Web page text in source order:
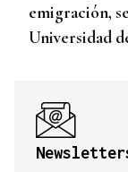
emigración,
Universidad